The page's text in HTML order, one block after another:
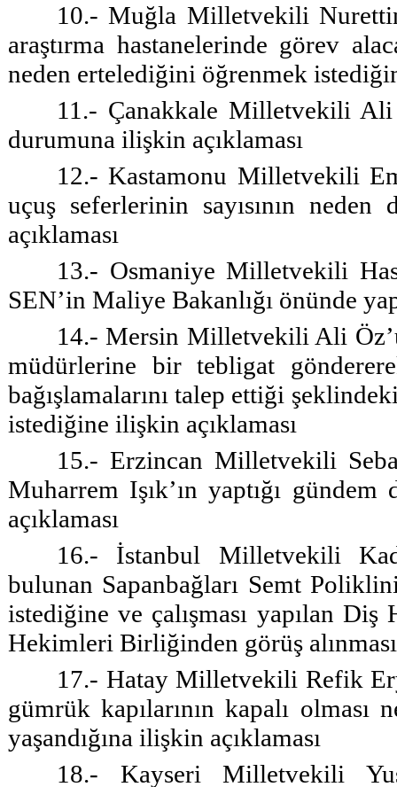
10.- Muğla Milletvekili
araştırma hastanelerinde görev
neden ertelediğini öğrenmek
11.- Çanakkale Milletvekili Ali
durumuna ilişkin açıklaması
12.- Kastamonu Milletvekili
uçuş seferlerinin sayısının
açıklaması
13.- Osmaniye Milletvekili
SEN’in Maliye Bakanlığı önünde
14.- Mersin Milletvekili Ali
müdürlerine bir tebligat
bağışlamalarını talep ettiği
istediğine ilişkin açıklaması
15.- Erzincan Milletvekili
Muharrem Işık’ın yaptığı
açıklaması
16.- İstanbul Milletvekili
bulunan Sapanbağları Semt
istediğine ve çalışması yapılan
Hekimleri Birliğinden görüş
17.- Hatay Milletvekili Refik
gümrük kapılarının kapalı olması
yaşandığına ilişkin açıklaması
18.- Kayseri Milletvekili